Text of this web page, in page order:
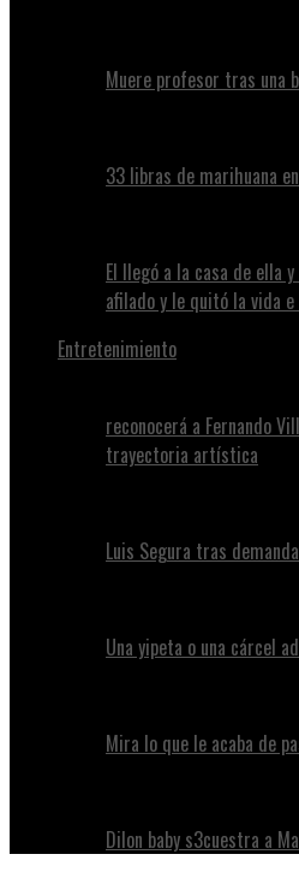
Muere profesor tras una
33 libras de marihuana
El llegó a la casa de ella
afilado y le quitó la vida
Entretenimiento
reconocerá a Fernando
trayectoria artística
Luis Segura tras
Una yipeta o una cárcel
Mira lo que le acaba de
Dilon baby s3cuestra a